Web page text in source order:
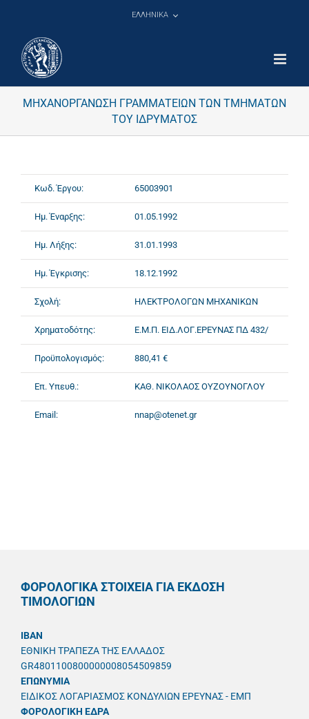
ΕΛΛΗΝΙΚΑ
ΜΗΧΑΝΟΡΓΑΝΩΣΗ ΓΡΑΜΜΑΤΕΙΩΝ ΤΩΝ ΤΜΗΜΑΤΩΝ
ΤΟΥ ΙΔΡΥΜΑΤΟΣ
Κωδ. Έργου: 65003901
Ημ. Έναρξης: 01.05.1992
Ημ. Λήξης: 31.01.1993
Ημ. Έγκρισης: 18.12.1992
Σχολή: ΗΛΕΚΤΡΟΛΟΓΩΝ ΜΗΧΑΝΙΚΩΝ
Χρηματοδότης: Ε.Μ.Π. ΕΙΔ.ΛΟΓ.ΕΡΕΥΝΑΣ ΠΔ 432/
Προϋπολογισμός: 880,41 €
Επ. Υπευθ.: ΚΑΘ. ΝΙΚΟΛΑΟΣ ΟΥΖΟΥΝΟΓΛΟΥ
Email: nnap@otenet.gr
ΦΟΡΟΛΟΓΙΚΑ ΣΤΟΙΧΕΙΑ ΓΙΑ ΕΚΔΟΣΗ
ΤΙΜΟΛΟΓΙΩΝ
IBAN
ΕΘΝΙΚΗ ΤΡΑΠΕΖΑ ΤΗΣ ΕΛΛΑΔΟΣ
GR4801100800000008054509859
ΕΠΩΝΥΜΙΑ
ΕΙΔΙΚΟΣ ΛΟΓΑΡΙΑΣΜΟΣ ΚΟΝΔΥΛΙΩΝ ΕΡΕΥΝΑΣ - ΕΜΠ
ΦΟΡΟΛΟΓΙΚΗ ΕΔΡΑ